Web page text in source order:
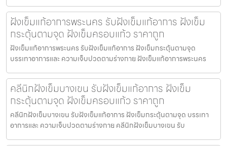
ฝังเข็มแก้อาการพระนคร รับฝังเข็มแก้อาการ ฝังเข็ม
กระตุ้นตามจุด ฝังเข็มครอบแก้ว ราคาถูก
ฝังเข็มแก้อาการพระนคร รับฝังเข็มแก้อาการ ฝังเข็มกระตุ้นตามจุด
บรรเทาอาการและ ความเจ็บปวดตามร่างกาย ฝังเข็มแก้อาการพระนคร
คลีนิกฝังเข็มบางเขน รับฝังเข็มแก้อาการ ฝังเข็ม
กระตุ้นตามจุด ฝังเข็มครอบแก้ว ราคาถูก
คลีนิกฝังเข็มบางเขน รับฝังเข็มแก้อาการ ฝังเข็มกระตุ้นตามจุด บรรเทา
อาการและ ความเจ็บปวดตามร่างกาย คลีนิกฝังเข็มบางเขน รับ